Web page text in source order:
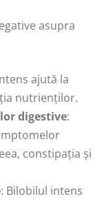
asupra
ajută la
nutrienților.
digestive:
constipația și
: Bilobilul intens